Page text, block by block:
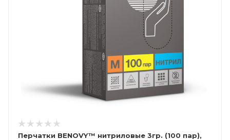
Перчатки BENOVY™ нитриловые 3гр. (100 пар),